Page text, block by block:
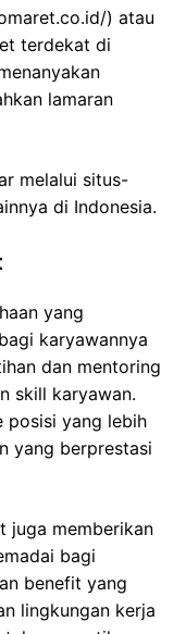
) atau
terdekat di
lamaran
melalui situs-
di Indonesia.
yang
karyawannya
dan mentoring
skill karyawan.
posisi yang lebih
yang berprestasi
juga memberikan
bagi
benefit yang
lingkungan kerja